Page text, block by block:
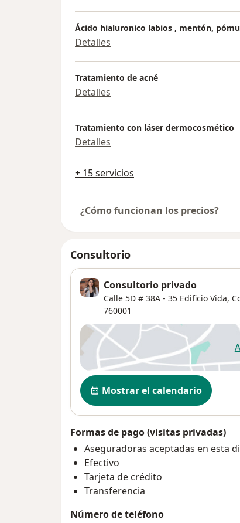
Ácido hialuronico labios , mentón,
Detalles
Tratamiento de acné
Detalles
Tratamiento con láser dermocosmético
Detalles
+ 15 servicios
¿Cómo funcionan los precios?
Consultorio
Consultorio privado
Calle 5D # 38A - 35 Edificio Vida,
760001
Disponibilidad
Mostrar el calendario
Formas de pago (visitas privadas)
Aseguradoras aceptadas en esta
Efectivo
Tarjeta de crédito
Transferencia
Número de teléfono